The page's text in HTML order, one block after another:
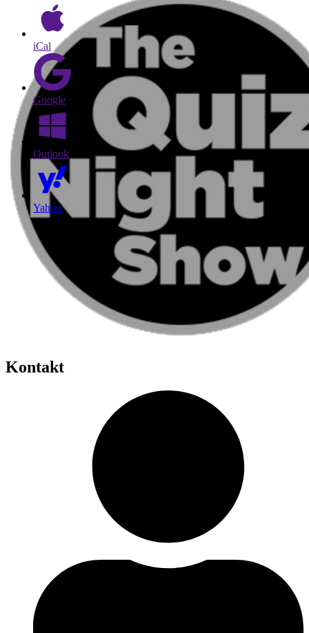
iCal
Google
Outlook
Yahoo
Kontakt